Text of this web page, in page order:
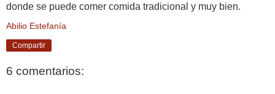
donde se puede comer comida tradicional y muy bien.
Abilio Estefanía
Compartir
6 comentarios: